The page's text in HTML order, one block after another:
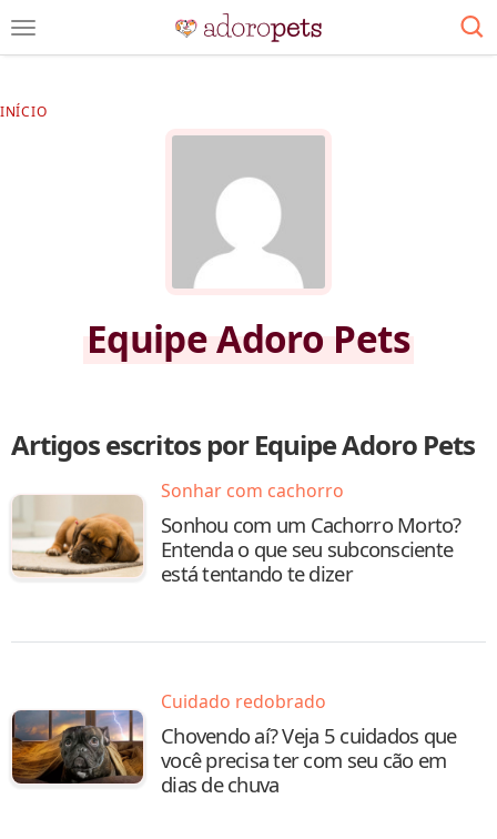
INÍCIO
Equipe Adoro Pets
Artigos escritos por Equipe Adoro Pets
Sonhar com cachorro
Sonhou com um Cachorro Morto?
Entenda o que seu subconsciente
está tentando te dizer
Cuidado redobrado
Chovendo aí? Veja 5 cuidados que
você precisa ter com seu cão em
dias de chuva